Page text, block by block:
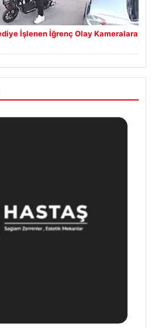
İşlenen İğrenç Olay Kameralara